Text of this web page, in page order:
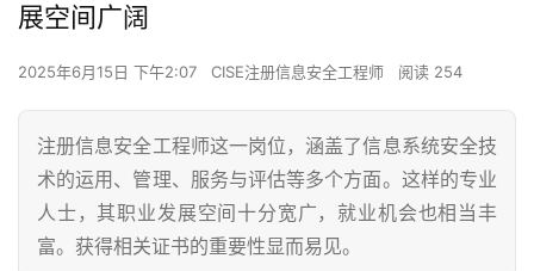
展空间广阔
2025年6月15日 下午2:07 CISE注册信息安全工程师 阅读 254
注册信息安全工程师这一岗位，涵盖了信息系统安全技
术的运用、管理、服务与评估等多个方面。这样的专业
人士，其职业发展空间十分宽广，就业机会也相当丰
富。获得相关证书的重要性显而易见。